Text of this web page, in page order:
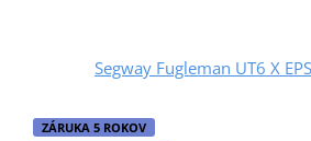
Segway Fugleman UT6 X
ZÁRUKA 5 ROKOV